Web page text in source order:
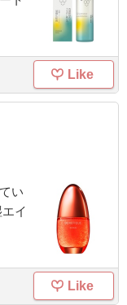
Like
い
イ
Like